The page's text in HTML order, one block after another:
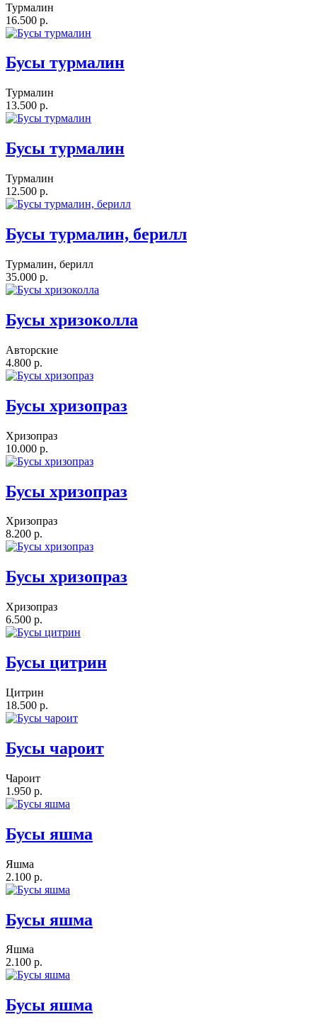
Турмалин
16.500 р.
Бусы турмалин
Турмалин
13.500 р.
Бусы турмалин
Турмалин
12.500 р.
Бусы турмалин, берилл
Турмалин, берилл
35.000 р.
Бусы хризоколла
Авторские
4.800 р.
Бусы хризопраз
Хризопраз
10.000 р.
Бусы хризопраз
Хризопраз
8.200 р.
Бусы хризопраз
Хризопраз
6.500 р.
Бусы цитрин
Цитрин
18.500 р.
Бусы чароит
Чароит
1.950 р.
Бусы яшма
Яшма
2.100 р.
Бусы яшма
Яшма
2.100 р.
Бусы яшма